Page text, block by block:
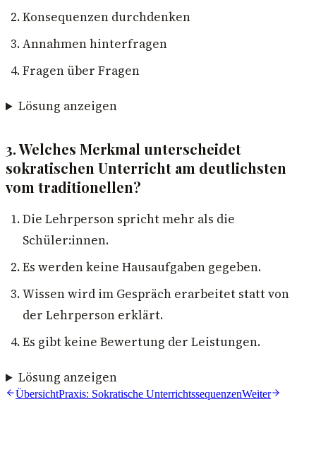
Konsequenzen durchdenken
Annahmen hinterfragen
Fragen über Fragen
Lösung anzeigen
3. Welches Merkmal unterscheidet
sokratischen Unterricht am deutlichsten
vom traditionellen?
Die Lehrperson spricht mehr als die
Schüler:innen.
Es werden keine Hausaufgaben gegeben.
Wissen wird im Gespräch erarbeitet statt von
der Lehrperson erklärt.
Es gibt keine Bewertung der Leistungen.
Lösung anzeigen
ÜbersichtPraxis: Sokratische UnterrichtssequenzenWeiter